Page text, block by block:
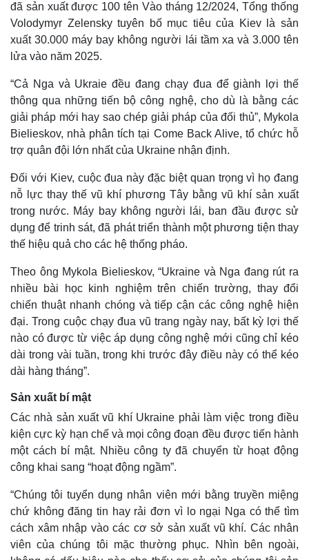
Kinh tế
Bất động sản
Khởi nghiệp
Thị trường
Giá vàng
Tiêu dùng
Tỷ giá
Chứng khoán
đã sản xuất được 100 tên Vào tháng 12/2024, Tổng thống
Volodymyr Zelensky tuyên bố mục tiêu của Kiev là sản
xuất 30.000 máy bay không người lái tầm xa và 3.000 tên
lửa vào năm 2025.
“Cả Nga và Ukraie đều đang chạy đua để giành lợi thế
thông qua những tiến bộ công nghệ, cho dù là bằng các
giải pháp mới hay sao chép giải pháp của đối thủ”, Mykola
Bielieskov, nhà phân tích tại Come Back Alive, tổ chức hỗ
trợ quân đội lớn nhất của Ukraine nhận định.
Đối với Kiev, cuộc đua này đặc biệt quan trọng vì họ đang
nỗ lực thay thế vũ khí phương Tây bằng vũ khí sản xuất
trong nước. Máy bay không người lái, ban đầu được sử
dụng để trinh sát, đã phát triển thành một phương tiện thay
thế hiệu quả cho các hệ thống pháo.
Theo ông Mykola Bielieskov, “Ukraine và Nga đang rút ra
nhiều bài học kinh nghiệm trên chiến trường, thay đổi
chiến thuật nhanh chóng và tiếp cận các công nghệ hiện
đại. Trong cuộc chạy đua vũ trang ngày nay, bất kỳ lợi thế
nào có được từ việc áp dụng công nghệ mới cũng chỉ kéo
dài trong vài tuần, trong khi trước đây điều này có thể kéo
dài hàng tháng”.
Sản xuất bí mật
Các nhà sản xuất vũ khí Ukraine phải làm việc trong điều
kiện cực kỳ hạn chế và mọi công đoạn đều được tiến hành
một cách bí mật. Nhiều công ty đã chuyển từ hoạt động
công khai sang “hoạt động ngầm”.
“Chúng tôi tuyển dụng nhân viên mới bằng truyền miệng
chứ không đăng tin hay rải đơn vì lo ngại Nga có thể tìm
cách xâm nhập vào các cơ sở sản xuất vũ khí. Các nhân
viên của chúng tôi mặc thường phục. Nhìn bên ngoài,